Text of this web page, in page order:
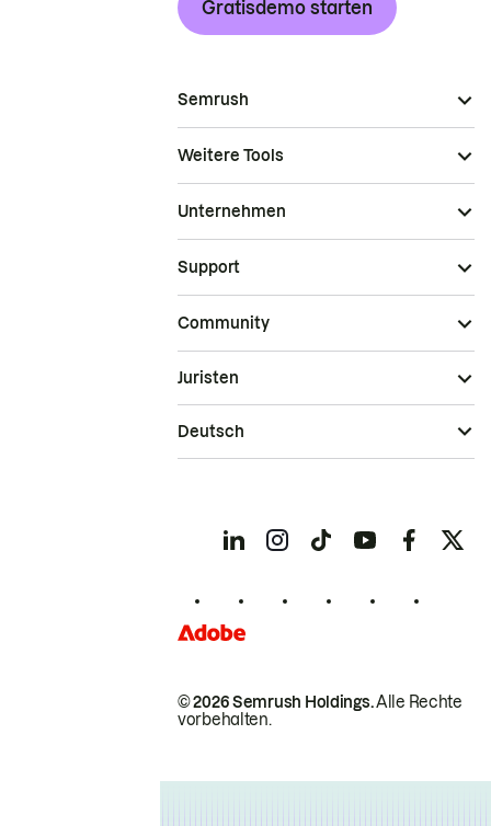
Gratisdemo starten
Semrush
Weitere Tools
Unternehmen
Support
Community
© 2026 Semrush Holdings.Alle Rechte
vorbehalten.
Juristen
Deutsch